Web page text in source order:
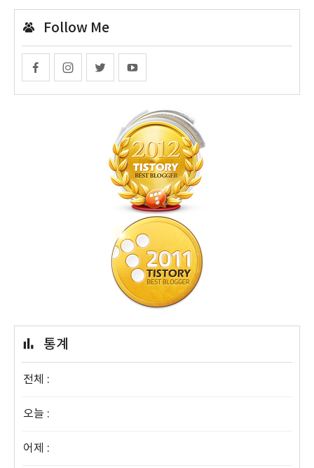
Follow Me
통계
전체 :
오늘 :
어제 :